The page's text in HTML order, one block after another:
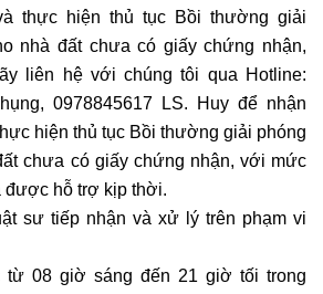
thực hiện thủ tục Bồi thường giải
nhà đất chưa có giấy chứng nhận,
liên hệ với chúng tôi qua Hotline:
0978845617 LS. Huy để nhận
hiện thủ tục Bồi thường giải phóng
chưa có giấy chứng nhận, với mức
được hỗ trợ kịp thời.
sư tiếp nhận và xử lý trên phạm vi
từ 08 giờ sáng đến 21 giờ tối trong